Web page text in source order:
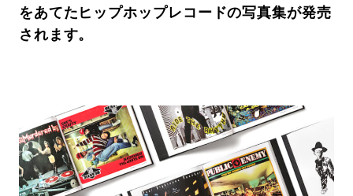
#注目のタグ
#SHOPPING ADDICT
#路地裏てぃーん。 #MONTHLY JOURNAL
#GH 銘品の所以 #フイナムのYouTube
#Commune H #FOCUS IT #AH.H
#ととけん #FASHION #MUSIC #MOVIE
をあてたヒップホップレコードの写真集が発売
されます。